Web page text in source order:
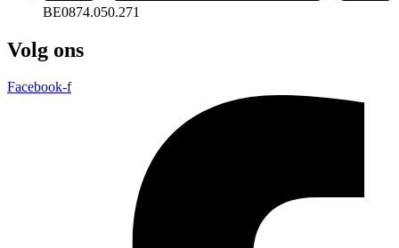
BE0874.050.271
Volg ons
Facebook-f